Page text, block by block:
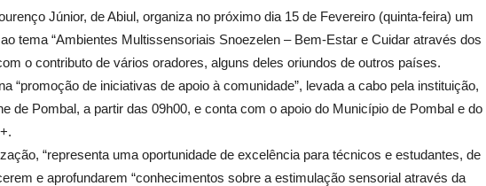
Júnior, de Abiul, organiza no próximo dia 15 de Fevereiro (quinta-feira) um
tema “Ambientes Multissensoriais Snoezelen – Bem-Estar e Cuidar através dos
o contributo de vários oradores, alguns deles oriundos de outros países.
“promoção de iniciativas de apoio à comunidade”, levada a cabo pela instituição,
de Pombal, a partir das 09h00, e conta com o apoio do Município de Pombal e do
“representa uma oportunidade de excelência para técnicos e estudantes, de
e aprofundarem “conhecimentos sobre a estimulação sensorial através da